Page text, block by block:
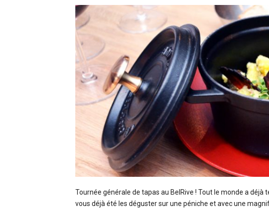
Tournée générale de tapas au BelRive ! Tout le monde a
vous déjà été les déguster sur une péniche et avec une